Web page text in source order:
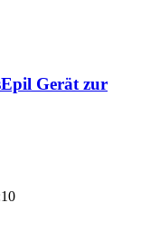
Gerät zur